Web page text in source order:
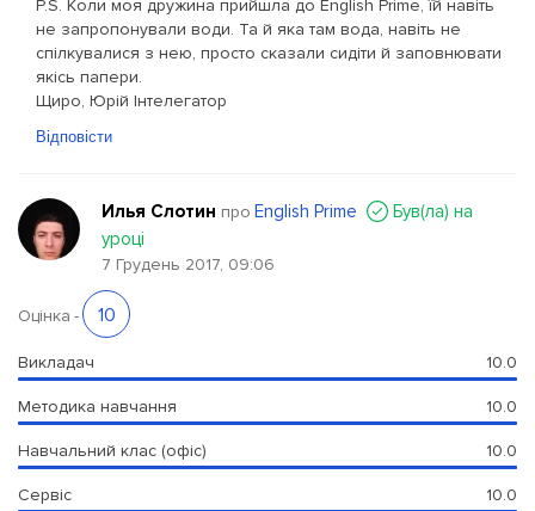
P.S. Коли моя дружина прийшла до English Prime, їй навіть
не запропонували води. Та й яка там вода, навіть не
спілкувалися з нею, просто сказали сидіти й заповнювати
якісь папери.
Щиро, Юрій Інтелегатор
Відповісти
Илья Слотин про English Prime
Був(ла) на
уроці
7 Грудень 2017, 09:06
Оцінка - 10
Викладач 10.0
Методика навчання 10.0
Навчальний клас (офіс) 10.0
Сервіс 10.0